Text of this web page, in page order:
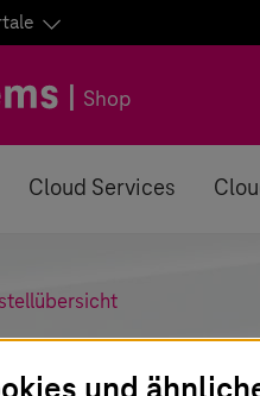
Shop
Cloud Services